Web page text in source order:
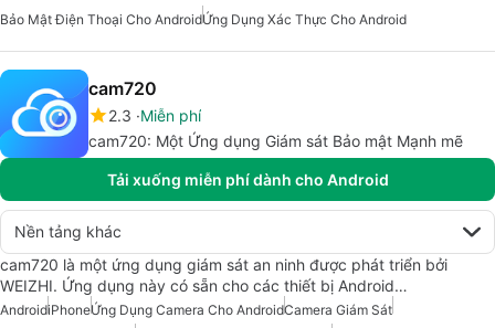
Bảo Mật Điện Thoại Cho AndroidỨng Dụng Xác Thực Cho Android
cam720
2.3 Miễn phí
cam720: Một Ứng dụng Giám sát Bảo mật Mạnh mẽ
Tải xuống miễn phí dành cho Android
Nền tảng khác
cam720 là một ứng dụng giám sát an ninh được phát triển bởi
WEIZHI. Ứng dụng này có sẵn cho các thiết bị Android…
AndroidiPhoneỨng Dụng Camera Cho AndroidCamera Giám Sát